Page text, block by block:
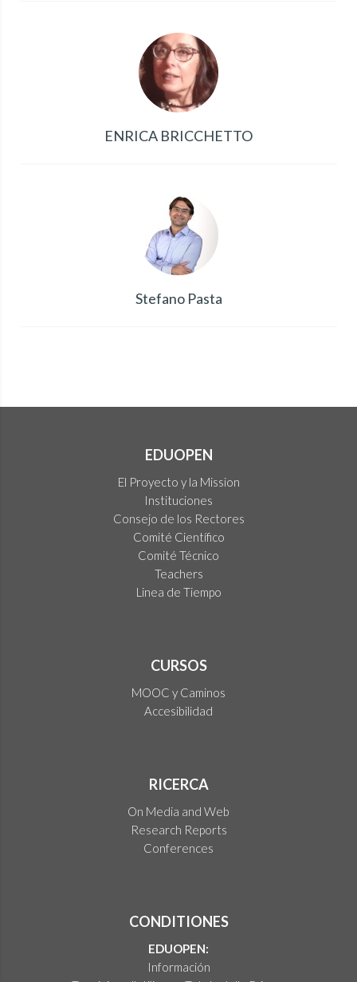
ENRICA BRICCHETTO
Stefano Pasta
EDUOPEN
El Proyecto y la Mission
Instituciones
Consejo de los Rectores
Comité Científico
Comité Técnico
Teachers
Linea de Tiempo
CURSOS
MOOC y Caminos
Accesibilidad
RICERCA
On Media and Web
Research Reports
Conferences
CONDITIONES
EDUOPEN:
Información